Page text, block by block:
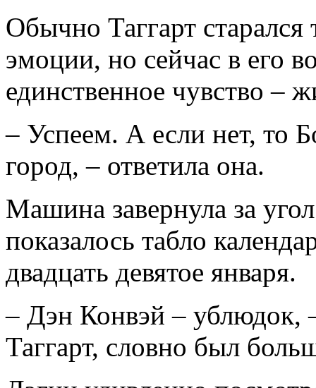
Обычно Таггарт
эмоции, но сейчас в его
единственное чувство –
– Успеем. А если нет, то
город, – ответила она.
Машина завернула за
показалось табло
двадцать девятое января.
– Дэн Конвэй – ублюдок,
Таггарт, словно был